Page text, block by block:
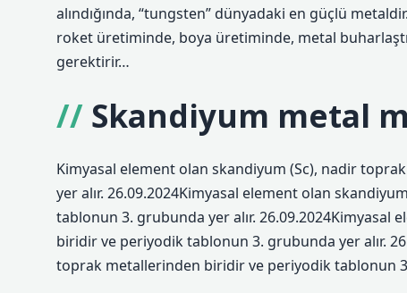
alındığında, “tungsten” dünyadaki en güçlü
roket üretiminde, boya üretiminde, metal
gerektirir…
Skandiyum metal
Kimyasal element olan skandiyum (Sc), nadir
yer alır. 26.09.2024Kimyasal element olan
tablonun 3. grubunda yer alır.
biridir ve periyodik tablonun 3. grubunda yer alır.
toprak metallerinden biridir ve periyodik tablonun